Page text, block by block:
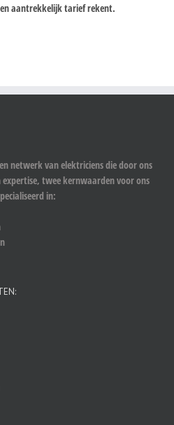
aantrekkelijk tarief rekent.
netwerk van elektriciens die door ons
twee kernwaarden voor ons
in: